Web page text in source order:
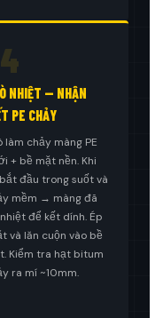
NHIỆT — NHẬN
PE CHẢY
làm chảy màng PE
+ bề mặt nền. Khi
bắt đầu trong suốt và
mềm → màng đã
để kết dính. Ép
và lăn cuộn vào bề
Kiểm tra hạt bitum
ra mí ~10mm.